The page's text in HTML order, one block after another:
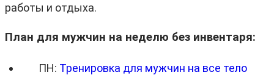
работы и отдыха.
План для мужчин на неделю без инвентаря:
ПН: Тренировка для мужчин на все тело